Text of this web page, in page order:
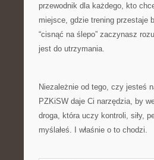
przewodnik dla każdego, kto
miejsce, gdzie trening przestaje
“cisnąć na ślepo” zaczynasz
jest do utrzymania.
Niezależnie od tego, czy jesteś
PZKiSW daje Ci narzędzia, by
droga, która uczy kontroli, siły,
myślałeś. I właśnie o to chodzi.